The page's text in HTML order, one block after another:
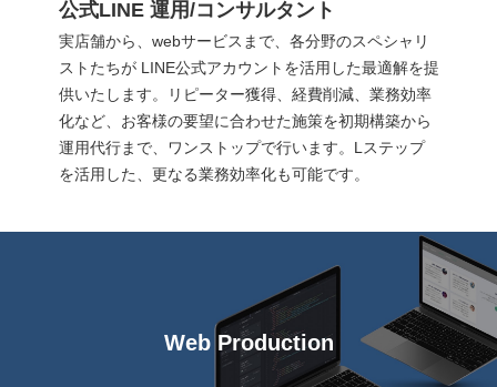
公式LINE 運用/コンサルタント
実店舗から、webサービスまで、各分野のスペシャリ
ストたちが LINE公式アカウントを活用した最適解を提
供いたします。リピーター獲得、経費削減、業務効率
化など、お客様の要望に合わせた施策を初期構築から
運用代行まで、ワンストップで行います。Lステップ
を活用した、更なる業務効率化も可能です。
Web Production